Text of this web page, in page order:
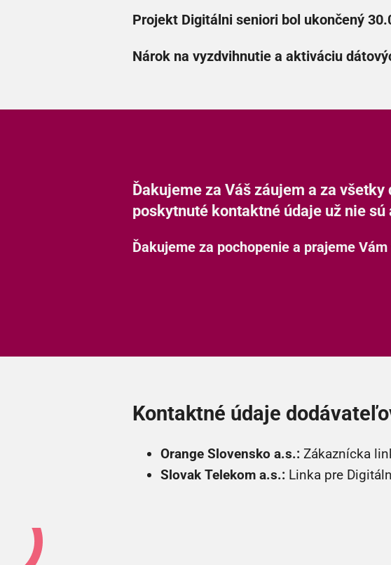
Projekt Digitálni seniori bol ukončený
Nárok na vyzdvihnutie a aktiváciu
Ďakujeme za Váš záujem a za
poskytnuté kontaktné údaje už nie
Ďakujeme za pochopenie a prajeme
Kontaktné údaje
Orange Slovensko a.s.: Zákaznícka
Slovak Telekom a.s.: Linka pre